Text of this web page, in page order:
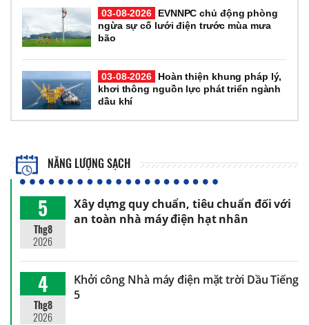
03-08-2026
EVNNPC chủ động phòng
ngừa sự cố lưới điện trước mùa mưa
bão
03-08-2026
Hoàn thiện khung pháp lý,
khơi thông nguồn lực phát triển ngành
dầu khí
NĂNG LƯỢNG SẠCH
5
Thg8
2026
Xây dựng quy chuẩn, tiêu chuẩn đối với
an toàn nhà máy điện hạt nhân
4
Thg8
2026
Khởi công Nhà máy điện mặt trời Dầu Tiếng
5